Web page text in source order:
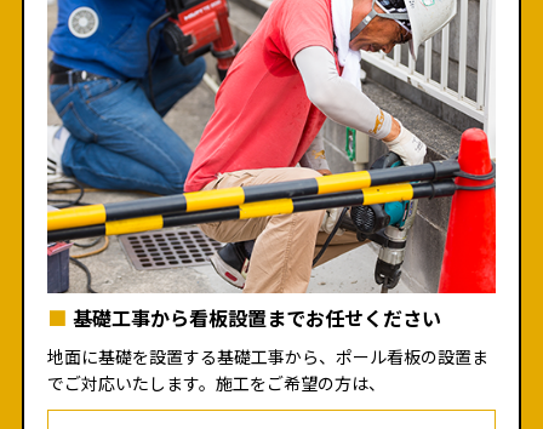
基礎工事から看板設置までお任せください
地面に基礎を設置する基礎工事から、ポール看板の設置ま
でご対応いたします。施工をご希望の方は、